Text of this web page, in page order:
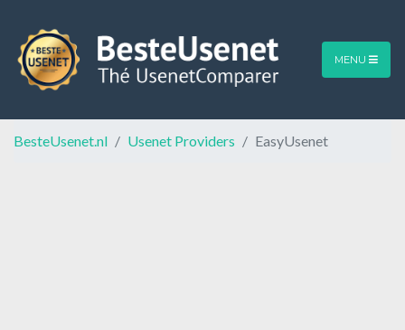
MENU
BesteUsenet.nl Usenet Providers EasyUsenet